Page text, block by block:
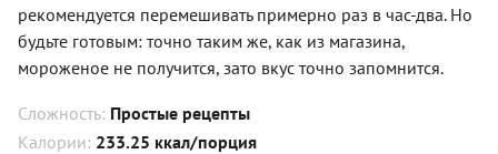
рекомендуется перемешивать примерно раз в час-два. Но
будьте готовым: точно таким же, как из магазина,
мороженое не получится, зато вкус точно запомнится.
Сложность: Простые рецепты
Калории: 233.25 ккал/порция